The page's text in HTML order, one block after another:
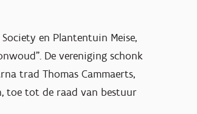
en Plantentuin Meise,
De vereniging schonk
trad Thomas Cammaerts,
toe tot de raad van bestuur